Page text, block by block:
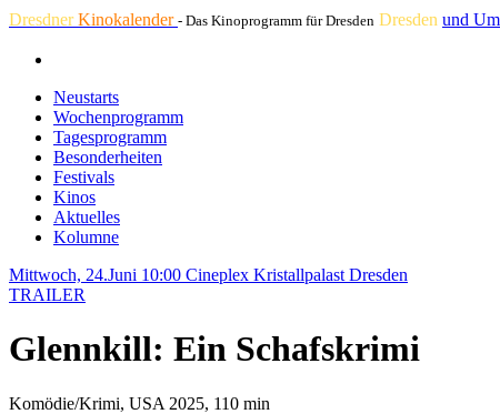
DresdnerKinokalender - Das Kinoprogramm für Dresden Dresden und
Neustarts
Wochenprogramm
Tagesprogramm
Besonderheiten
Festivals
Kinos
Aktuelles
Kolumne
Mittwoch, 24.Juni 10:00 Cineplex Kristallpalast Dresden
TRAILER
Glennkill: Ein Schafskrimi
Komödie/Krimi, USA 2025, 110 min